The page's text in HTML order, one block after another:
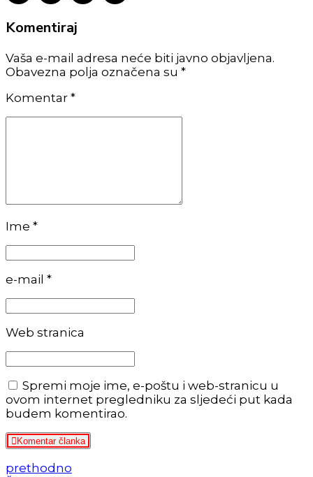
Komentiraj
Vaša e-mail adresa neće biti javno objavljena.
Obavezna polja označena su *
Komentar *
Ime *
e-mail *
Web stranica
Spremi moje ime, e-poštu i web-stranicu u
ovom internet pregledniku za sljedeći put kada
budem komentirao.
Komentar članka
prethodno